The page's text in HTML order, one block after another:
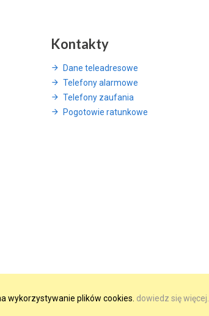
Kontakty
Dane teleadresowe
Telefony alarmowe
Telefony zaufania
Pogotowie ratunkowe
wykorzystywanie plików cookies. dowiedz się więcej.